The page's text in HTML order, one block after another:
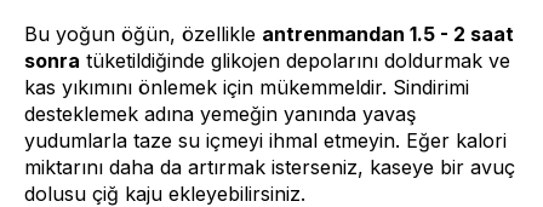
Bu yoğun öğün, özellikle antrenmandan 1.5 - 2 saat
sonra tüketildiğinde glikojen depolarını doldurmak ve
kas yıkımını önlemek için mükemmeldir. Sindirimi
desteklemek adına yemeğin yanında yavaş
yudumlarla taze su içmeyi ihmal etmeyin. Eğer kalori
miktarını daha da artırmak isterseniz, kaseye bir avuç
dolusu çiğ kaju ekleyebilirsiniz.